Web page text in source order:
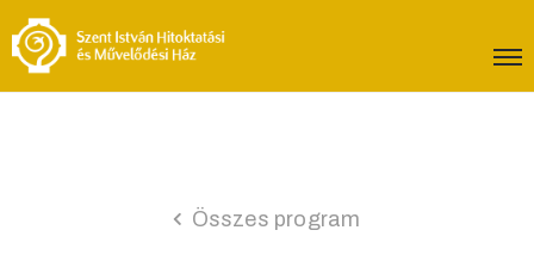
Összes program